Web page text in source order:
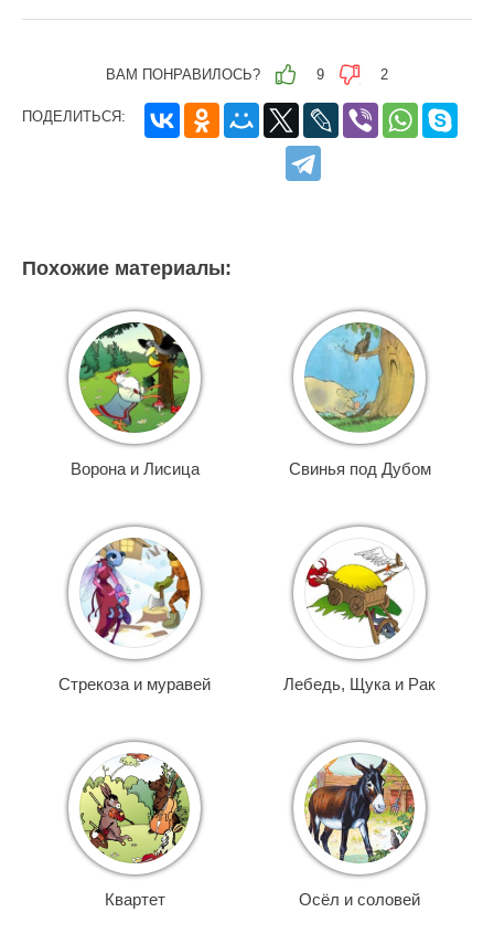
ВАМ ПОНРАВИЛОСЬ? 9 2
ПОДЕЛИТЬСЯ:
Похожие материалы:
Ворона и Лисица Свинья под Дубом
Стрекоза и муравей Лебедь, Щука и Рак
Квартет Осёл и соловей